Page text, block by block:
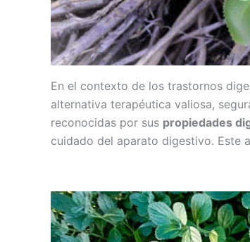
En el contexto de los trastornos
alternativa terapéutica valiosa,
reconocidas por sus propiedades
cuidado del aparato digestivo. Este